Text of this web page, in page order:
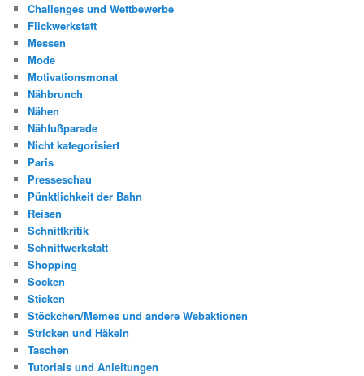
Challenges und Wettbewerbe
Flickwerkstatt
Messen
Mode
Motivationsmonat
Nähbrunch
Nähen
Nähfußparade
Nicht kategorisiert
Paris
Presseschau
Pünktlichkeit der Bahn
Reisen
Schnittkritik
Schnittwerkstatt
Shopping
Socken
Sticken
Stöckchen/Memes und andere Webaktionen
Stricken und Häkeln
Taschen
Tutorials und Anleitungen